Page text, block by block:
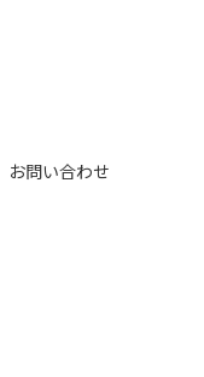
お問い合わせ